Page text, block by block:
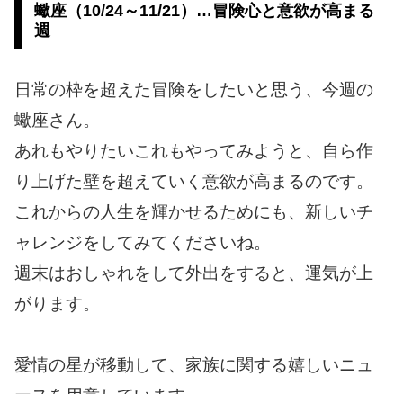
蠍座（10/24～11/21）…冒険心と意欲が高まる
週
日常の枠を超えた冒険をしたいと思う、今週の
蠍座さん。
あれもやりたいこれもやってみようと、自ら作
り上げた壁を超えていく意欲が高まるのです。
これからの人生を輝かせるためにも、新しいチ
ャレンジをしてみてくださいね。
週末はおしゃれをして外出をすると、運気が上
がります。
愛情の星が移動して、家族に関する嬉しいニュ